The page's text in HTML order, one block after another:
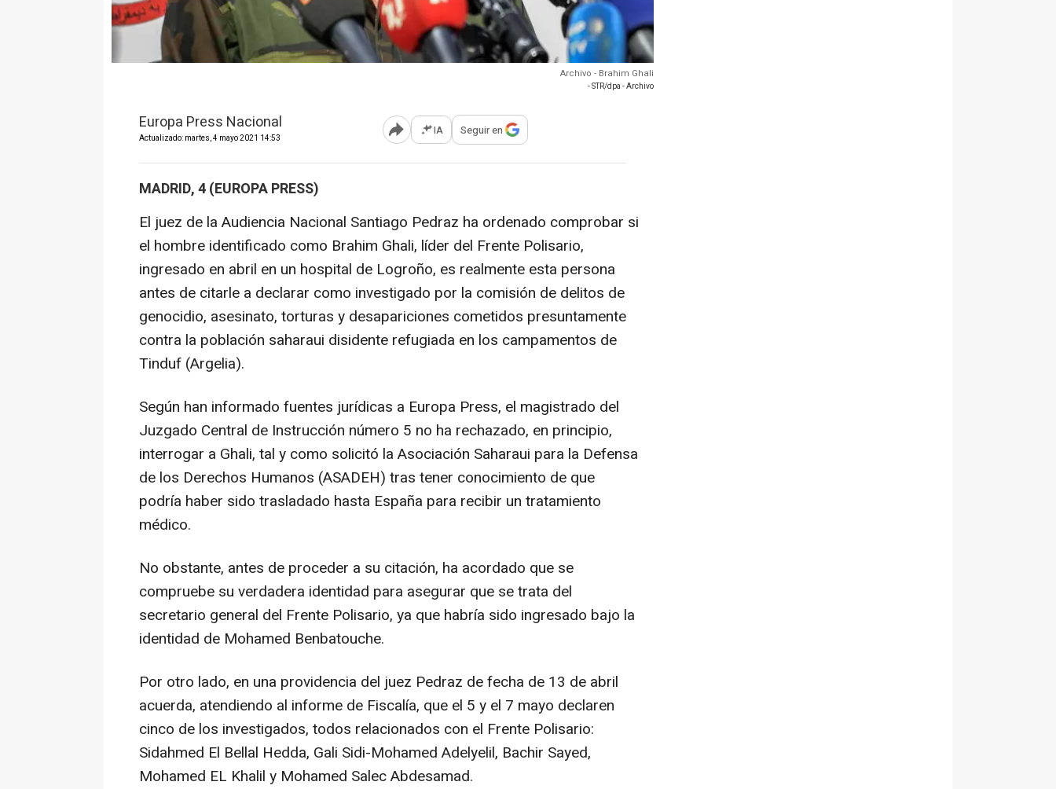
Archivo - Brahim Ghali
- STR/dpa - Archivo
Europa Press Nacional
Actualizado: martes, 4 mayo 2021 14:53 Abrir opciones para compartir
IA Seguir en
MADRID, 4 (EUROPA PRESS)
El juez de la Audiencia Nacional Santiago Pedraz ha ordenado comprobar si
el hombre identificado como Brahim Ghali, líder del Frente Polisario,
ingresado en abril en un hospital de Logroño, es realmente esta persona
antes de citarle a declarar como investigado por la comisión de delitos de
genocidio, asesinato, torturas y desapariciones cometidos presuntamente
contra la población saharaui disidente refugiada en los campamentos de
Tinduf (Argelia).
Según han informado fuentes jurídicas a Europa Press, el magistrado del
Juzgado Central de Instrucción número 5 no ha rechazado, en principio,
interrogar a Ghali, tal y como solicitó la Asociación Saharaui para la Defensa
de los Derechos Humanos (ASADEH) tras tener conocimiento de que
podría haber sido trasladado hasta España para recibir un tratamiento
médico.
No obstante, antes de proceder a su citación, ha acordado que se
compruebe su verdadera identidad para asegurar que se trata del
secretario general del Frente Polisario, ya que habría sido ingresado bajo la
identidad de Mohamed Benbatouche.
Por otro lado, en una providencia del juez Pedraz de fecha de 13 de abril
acuerda, atendiendo al informe de Fiscalía, que el 5 y el 7 mayo declaren
cinco de los investigados, todos relacionados con el Frente Polisario:
Sidahmed El Bellal Hedda, Gali Sidi-Mohamed Adelyelil, Bachir Sayed,
Mohamed EL Khalil y Mohamed Salec Abdesamad.